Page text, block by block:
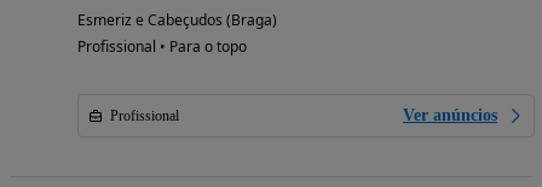
Esmeriz e Cabeçudos (Braga)
Profissional • Para o topo
Profissional Ver anúncios